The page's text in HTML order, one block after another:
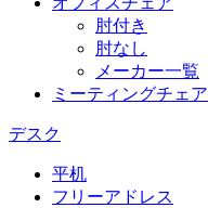
肘付き
肘なし
メーカー一覧
ミーティングチェア
デスク
平机
フリーアドレス